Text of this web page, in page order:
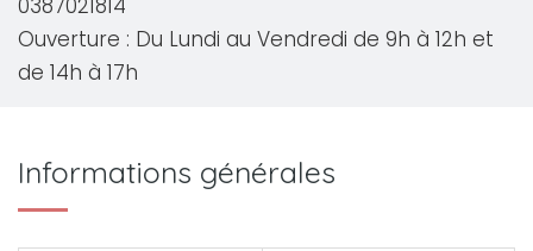
0387021814
Ouverture : Du Lundi au Vendredi de 9h à 12h et
de 14h à 17h
Informations générales